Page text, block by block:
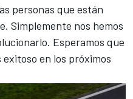
personas que están
Simplemente nos hemos
Esperamos que
en los próximos